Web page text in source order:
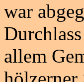
war
allem